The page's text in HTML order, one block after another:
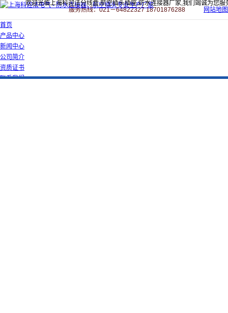
欢迎光临上海科迎法分线盒,航空插头插座,防水连接器厂家,我们竭诚为您服
服务热线：021－64822327 18701876288
网站地图
首页
产品中心
新闻中心
公司简介
资质证书
联系我们